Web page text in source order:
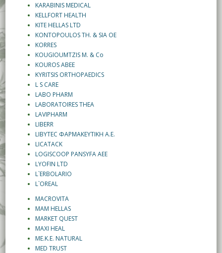
KARABINIS MEDICAL
KELLFORT HEALTH
KITE HELLAS LTD
KONTOPOULOS TH. & SIA OE
KORRES
KOUGIOUMTZIS M. & Co
KOUROS ABEE
KYRITSIS ORTHOPAEDICS
L S CARE
LABO PHARM
LABORATOIRES THEA
LAVIPHARM
LIBERR
LIBYTEC ΦΑΡΜΑΚΕΥΤΙΚΗ Α.Ε.
LICATACK
LOGISCOOP PANSYFA AEE
LYOFIN LTD
L`ERBOLARIO
L`OREAL
MACROVITA
MAM HELLAS
MARKET QUEST
MAXI HEAL
ME.K.E. NATURAL
MED TRUST